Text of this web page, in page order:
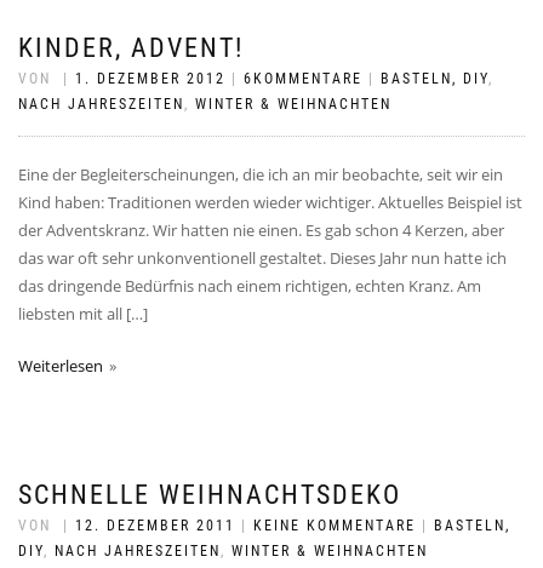
KINDER, ADVENT!
VON 1. DEZEMBER 2012 6KOMMENTARE BASTELN, DIY,
NACH JAHRESZEITEN , WINTER & WEIHNACHTEN
Eine der Begleiterscheinungen, die ich an mir beobachte, seit wir ein
Kind haben: Traditionen werden wieder wichtiger. Aktuelles Beispiel ist
der Adventskranz. Wir hatten nie einen. Es gab schon 4 Kerzen, aber
das war oft sehr unkonventionell gestaltet. Dieses Jahr nun hatte ich
das dringende Bedürfnis nach einem richtigen, echten Kranz. Am
liebsten mit all […]
Weiterlesen
SCHNELLE WEIHNACHTSDEKO
VON 12. DEZEMBER 2011 KEINE KOMMENTARE
BASTELN,
DIY, NACH JAHRESZEITEN , WINTER & WEIHNACHTEN